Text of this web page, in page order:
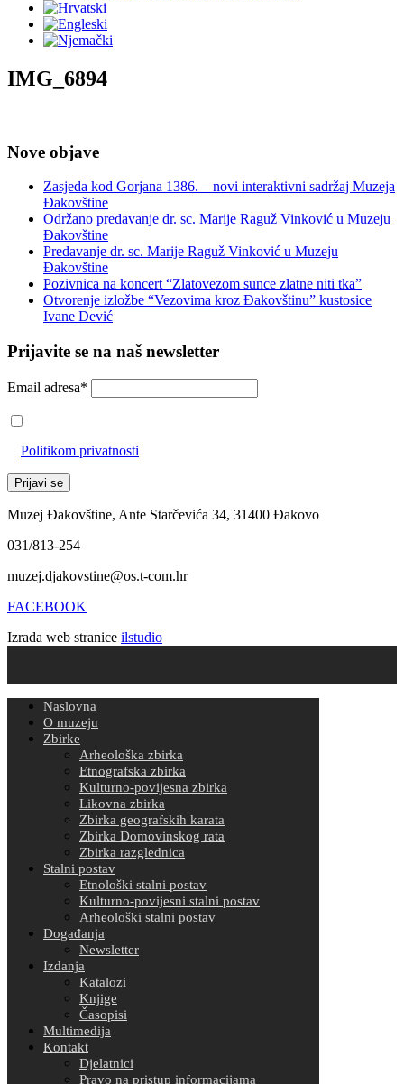
IMG_6894
Nove objave
Zasjeda kod Gorjana 1386. – novi interaktivni sadržaj Muzeja
Đakovštine
Održano predavanje dr. sc. Marije Raguž Vinković u Muzeju
Đakovštine
Predavanje dr. sc. Marije Raguž Vinković u Muzeju
Đakovštine
Pozivnica na koncert “Zlatovezom sunce zlatne niti tka”
Otvorenje izložbe “Vezovima kroz Đakovštinu” kustosice
Ivane Dević
Prijavite se na naš newsletter
Email adresa*
Politikom privatnosti
Muzej Đakovštine, Ante Starčevića 34, 31400 Đakovo
031/813-254
muzej.djakovstine@os.t-com.hr
FACEBOOK
Izrada web stranice ilstudio
Naslovna
O muzeju
Zbirke
Arheološka zbirka
Etnografska zbirka
Kulturno-povijesna zbirka
Likovna zbirka
Zbirka geografskih karata
Zbirka Domovinskog rata
Zbirka razglednica
Stalni postav
Etnološki stalni postav
Kulturno-povijesni stalni postav
Arheološki stalni postav
Događanja
Newsletter
Izdanja
Katalozi
Knjige
Časopisi
Multimedija
Kontakt
Djelatnici
Pravo na pristup informacijama